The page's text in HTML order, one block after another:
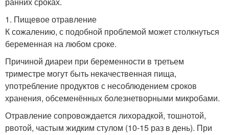
1. Пищевое отравление
К сожалению, с подобной проблемой может столкнуться
беременная на любом сроке.
Причиной диареи при беременности в третьем
триместре могут быть некачественная пища,
употребление продуктов с несоблюдением сроков
хранения, обсеменённых болезнетворными микробами.
Отравление сопровождается лихорадкой, тошнотой,
рвотой, частым жидким стулом (10-15 раз в день). При